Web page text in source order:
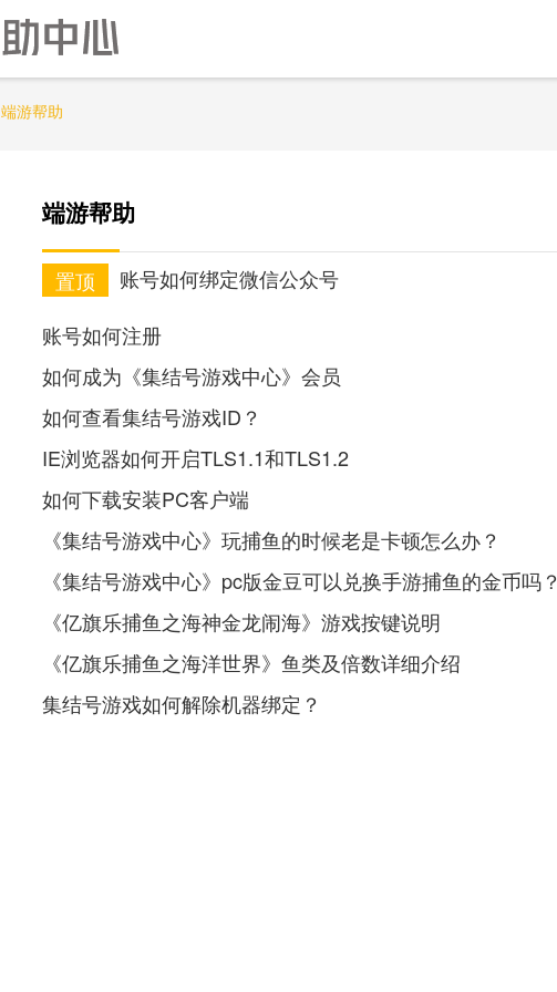
端游帮助
端游帮助
置顶 账号如何绑定微信公众号
账号如何注册
如何成为《集结号游戏中心》会员
如何查看集结号游戏ID？
IE浏览器如何开启TLS1.1和TLS1.2
如何下载安装PC客户端
《集结号游戏中心》玩捕鱼的时候老是卡顿怎么办？
《集结号游戏中心》pc版金豆可以兑换手游捕鱼的金币吗？
《亿旗乐捕鱼之海神金龙闹海》游戏按键说明
《亿旗乐捕鱼之海洋世界》鱼类及倍数详细介绍
集结号游戏如何解除机器绑定？